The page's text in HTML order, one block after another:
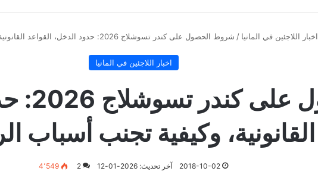
اخبار اللاجئين في المانيا / شروط الحصول على كندر تسوشلاج 2026: حدود الدخل، القواعد القانونية، وكيفية تجنب أسباب الرفض
اخبار اللاجئين في المانيا
شروط
القانونية، وكيفية تجنب أسباب
2018-10-02 آخر تحديث: 2026-01-12 2 4٬549